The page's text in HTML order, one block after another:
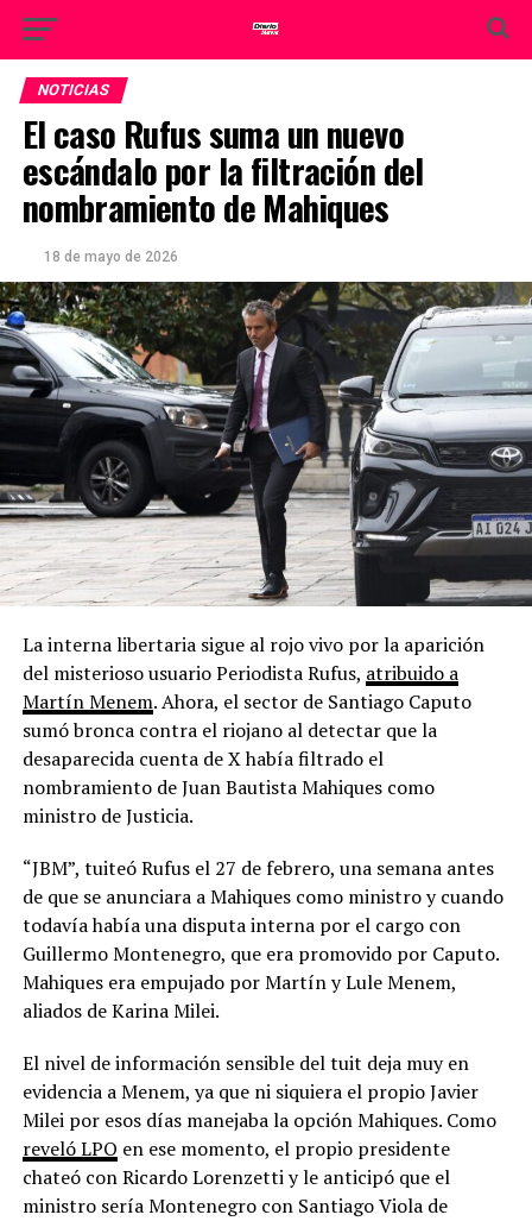
NOTICIAS
El caso Rufus suma un nuevo
escándalo por la filtración del
nombramiento de Mahiques
18 de mayo de 2026
La interna libertaria sigue al rojo vivo por la aparición
del misterioso usuario Periodista Rufus, atribuido a
Martín Menem. Ahora, el sector de Santiago Caputo
sumó bronca contra el riojano al detectar que la
desaparecida cuenta de X había filtrado el
nombramiento de Juan Bautista Mahiques como
ministro de Justicia.
“JBM”, tuiteó Rufus el 27 de febrero, una semana antes
de que se anunciara a Mahiques como ministro y cuando
todavía había una disputa interna por el cargo con
Guillermo Montenegro, que era promovido por Caputo.
Mahiques era empujado por Martín y Lule Menem,
aliados de Karina Milei.
El nivel de información sensible del tuit deja muy en
evidencia a Menem, ya que ni siquiera el propio Javier
Milei por esos días manejaba la opción Mahiques. Como
reveló LPO en ese momento, el propio presidente
chateó con Ricardo Lorenzetti y le anticipó que el
ministro sería Montenegro con Santiago Viola de